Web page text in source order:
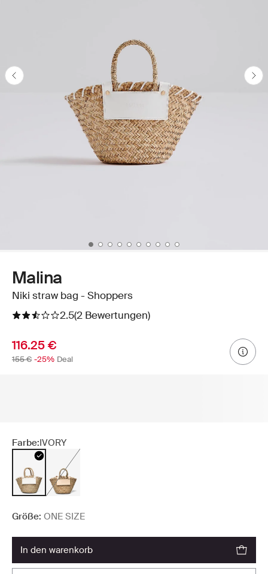
Malina
Niki straw bag - Shoppers
2.5(2 Bewertungen)
116.25 €
155 € -25% Deal
Farbe:IVORY
Größe: ONE SIZE
in den warenkorb